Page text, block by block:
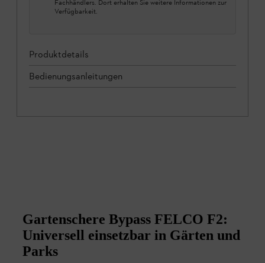
Fachhändlers. Dort erhalten Sie weitere Informationen zur
Verfügbarkeit.
Produktdetails
Bedienungsanleitungen
Gartenschere Bypass FELCO F2:
Universell einsetzbar in Gärten und
Parks